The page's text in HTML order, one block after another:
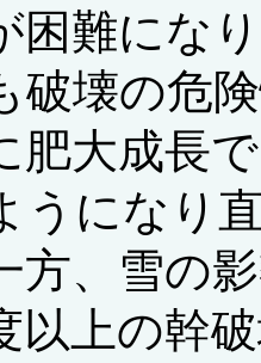
困難にな
破壊の危
肥大成長
うになり
方、雪の
以上の幹